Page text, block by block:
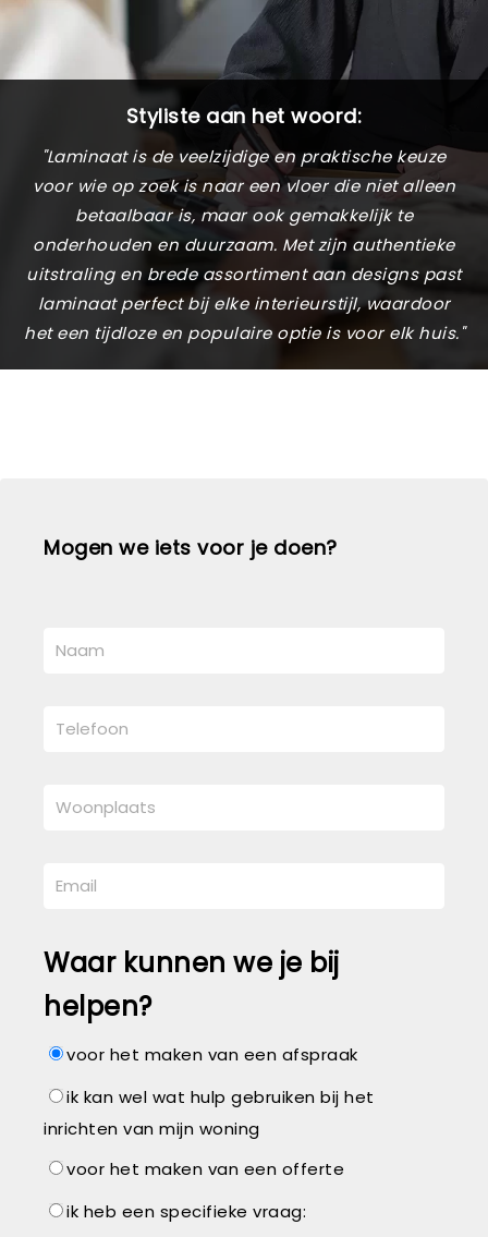
Styliste aan het woord:
"Laminaat is de veelzijdige en praktische keuze
voor wie op zoek is naar een vloer die niet alleen
betaalbaar is, maar ook gemakkelijk te
onderhouden en duurzaam. Met zijn authentieke
uitstraling en brede assortiment aan designs past
laminaat perfect bij elke interieurstijl, waardoor
het een tijdloze en populaire optie is voor elk huis."
Mogen we iets voor je doen?
Waar kunnen we je bij
helpen?
voor het maken van een afspraak
ik kan wel wat hulp gebruiken bij het
inrichten van mijn woning
voor het maken van een offerte
ik heb een specifieke vraag: